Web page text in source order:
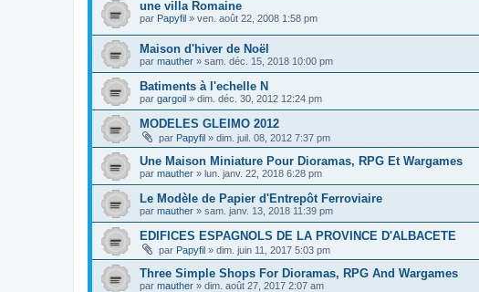
une villa Romaine
par Papyfil » ven. août 22, 2008 1:58 pm
Maison d'hiver de Noël
par mauther » sam. déc. 15, 2018 10:00 pm
Batiments à l'echelle N
par gargoil » dim. déc. 30, 2012 12:24 pm
MODELES GLEIMO 2012
par Papyfil » dim. juil. 08, 2012 7:37 pm
Une Maison Miniature Pour Dioramas, RPG Et Wargames
par mauther » lun. janv. 22, 2018 6:28 pm
Le Modèle de Papier d'Entrepôt Ferroviaire
par mauther » sam. janv. 13, 2018 11:39 pm
EDIFICES ESPAGNOLS DE LA PROVINCE D'ALBACETE
par Papyfil » dim. juin 11, 2017 5:03 pm
Three Simple Shops For Dioramas, RPG And Wargames
par mauther » dim. août 27, 2017 2:07 am